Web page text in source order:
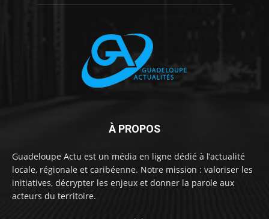
À PROPOS
Guadeloupe Actu est un média en ligne dédié à l’actualité
locale, régionale et caribéenne. Notre mission : valoriser les
initiatives, décrypter les enjeux et donner la parole aux
acteurs du territoire.